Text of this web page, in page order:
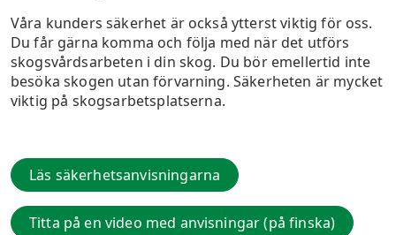
Våra kunders säkerhet är också ytterst viktig för oss.
Du får gärna komma och följa med när det utförs
skogsvårdsarbeten i din skog. Du bör emellertid inte
besöka skogen utan förvarning. Säkerheten är mycket
viktig på skogsarbetsplatserna.
Läs säkerhetsanvisningarna
Titta på en video med anvisningar (på finska)